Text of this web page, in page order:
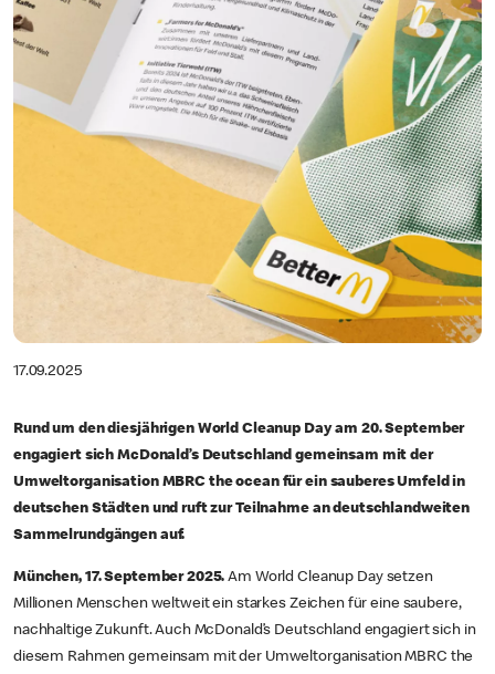
17.09.2025
Rund um den diesjährigen World Cleanup Day am 20. September
engagiert sich McDonald’s Deutschland gemeinsam mit der
Umweltorganisation MBRC the ocean für ein sauberes Umfeld in
deutschen Städten und ruft zur Teilnahme an deutschlandweiten
Sammelrundgängen auf.
München, 17. September 2025. Am World Cleanup Day setzen
Millionen Menschen weltweit ein starkes Zeichen für eine saubere,
nachhaltige Zukunft. Auch McDonald’s Deutschland engagiert sich in
diesem Rahmen gemeinsam mit der Umweltorganisation MBRC the